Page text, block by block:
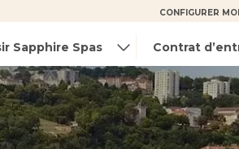
CONFIGURER
Sapphire Spas Contrat